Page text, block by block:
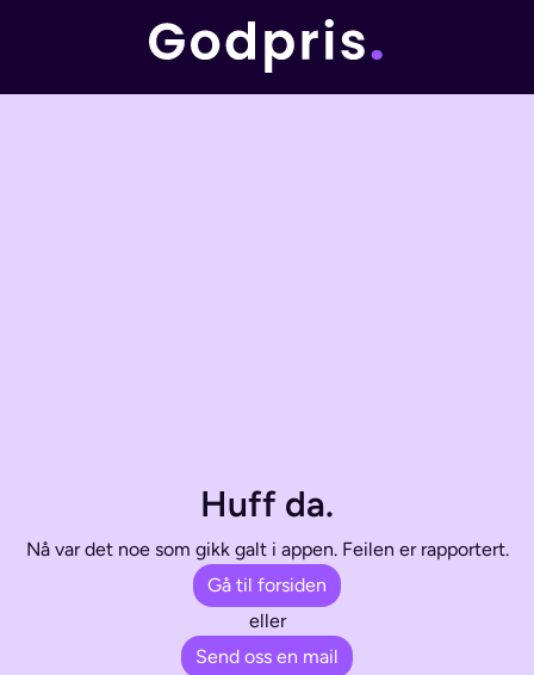
Huff da.
Nå var det noe som gikk galt i appen. Feilen er rapportert.
Gå til forsiden
eller
Send oss en mail